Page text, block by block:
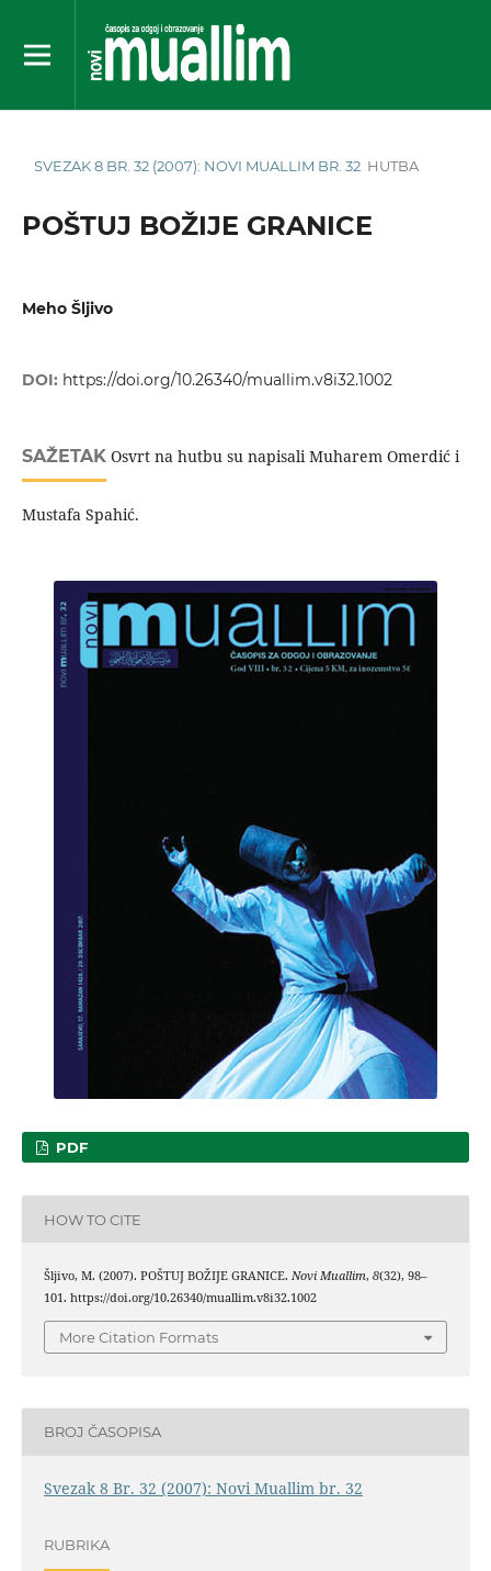
SVEZAK 8 BR. 32 (2007): NOVI MUALLIM BR. 32 HUTBA
POŠTUJ BOŽIJE GRANICE
Meho Šljivo
DOI: https://doi.org/10.26340/muallim.v8i32.1002
SAŽETAKOsvrt na hutbu su napisali Muharem Omerdić i
Mustafa Spahić.
PDF
HOW TO CITE
Šljivo, M. (2007). POŠTUJ BOŽIJE GRANICE. Novi Muallim, 8(32), 98–
101. https://doi.org/10.26340/muallim.v8i32.1002
More Citation Formats
BROJ ČASOPISA
Svezak 8 Br. 32 (2007): Novi Muallim br. 32
RUBRIKA